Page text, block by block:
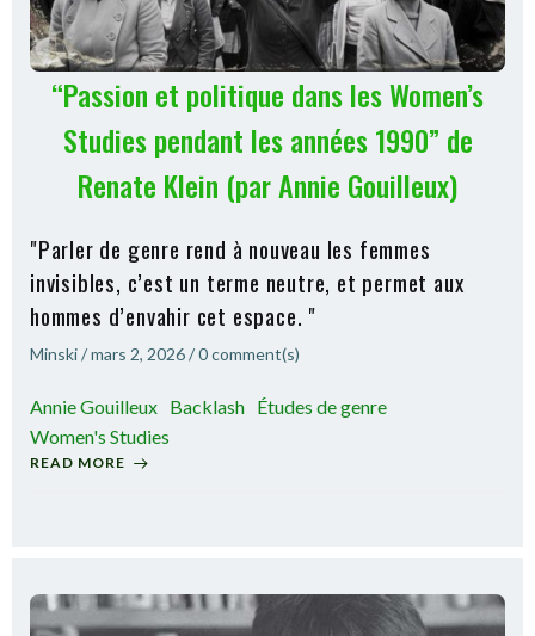
“Passion et politique dans les Women’s
Studies pendant les années 1990” de
Renate Klein (par Annie Gouilleux)
"Parler de genre rend à nouveau les femmes
invisibles, c’est un terme neutre, et permet aux
hommes d’envahir cet espace. "
Minski/mars 2, 2026/0comment(s)
Annie Gouilleux Backlash Études de genre
Women's Studies
READ MORE